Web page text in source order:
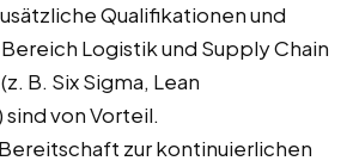
Qualifikationen und
Logistik und Supply Chain
B. Six Sigma, Lean
von Vorteil.
Bereitschaft zur kontinuierlichen